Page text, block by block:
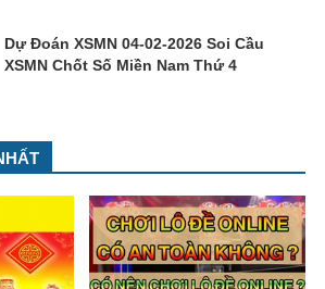
Dự Đoán XSMN 04-02-2026 Soi Cầu
XSMN Chốt Số Miền Nam Thứ 4